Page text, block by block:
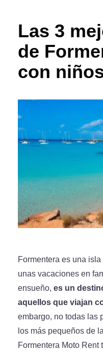
Las 3
de
con
Formentera es una
unas vacaciones en
ensueño, es un
aquellos que viajan
embargo, no todas las
los más pequeños de
Formentera Moto Rent